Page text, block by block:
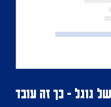
גוגל - כך זה עובד